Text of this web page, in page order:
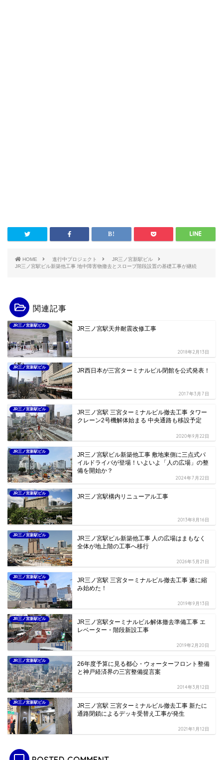
HOME 進行中プロジェクト
JR三ノ宮新駅ビル
JR三ノ宮駅ビル新築他工事 地中障害物撤去とスロープ階段設置の基礎工事が継続
関連記事
JR三ノ宮新駅ビル JR三ノ宮駅天井耐震改修工事
2018年2月13日
JR三ノ宮新駅ビル JR西日本が三宮ターミナルビル閉館を公式発表！
2017年3月7日
JR三ノ宮新駅ビル
JR三ノ宮駅 三宮ターミナルビル撤去工事 タワー
クレーン2号機解体始まる 中央通路も移設予定
2020年9月22日
JR三ノ宮新駅ビル
JR三ノ宮駅ビル新築他工事 敷地東側に三点式パ
イルドライバが登場！いよいよ「人の広場」の整
備を開始か？
2024年7月22日
JR三ノ宮新駅ビル JR三ノ宮駅構内リニューアル工事
2013年8月16日
JR三ノ宮新駅ビル
JR三ノ宮駅ビル新築他工事 人の広場はまもなく
全体が地上階の工事へ移行
2026年5月21日
JR三ノ宮新駅ビル
JR三ノ宮駅 三宮ターミナルビル撤去工事 遂に縮
み始めた！
2019年9月13日
JR三ノ宮新駅ビル
JR三ノ宮駅ターミナルビル解体撤去準備工事 エ
レベーター・階段新設工事
2019年2月20日
JR三ノ宮新駅ビル
26年度予算に見る都心・ウォーターフロント整備
と神戸経済界の三宮整備提言案
2014年3月12日
JR三ノ宮新駅ビル
JR三ノ宮駅 三宮ターミナルビル撤去工事 新たに
通路閉鎖によるデッキ受替え工事が発生
2021年1月12日